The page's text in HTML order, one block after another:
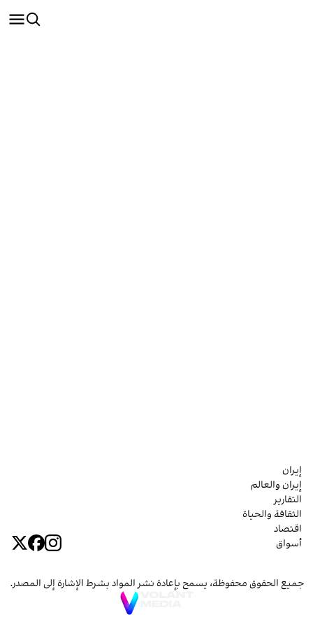
إيران
إيران والعالم
التقارير
الثقافة والحياة
اقتصاد
أسواق
جميع الحقوق محفوظة، يسمح بإعادة نشر المواد بشرط الإشارة إلى المصدر.